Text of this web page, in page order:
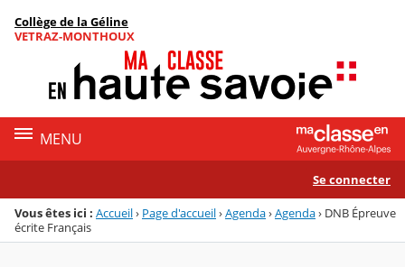
Menu de la rubrique
Contenu
Collège de la Géline
VETRAZ-MONTHOUX
MENU
Se connecter
Vous êtes ici : Accueil› Page d'accueil›Agenda›Agenda› DNB Épreuve
écrite Français